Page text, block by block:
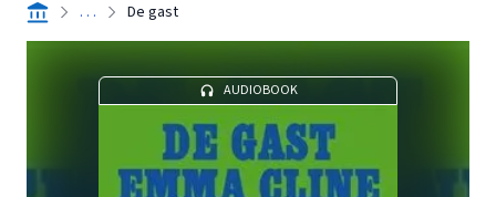
. . . De gast
AUDIOBOOK